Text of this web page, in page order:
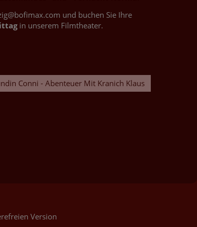
und buchen Sie Ihre
in unserem Filmtheater.
Conni - Abenteuer Mit Kranich Klaus
Version